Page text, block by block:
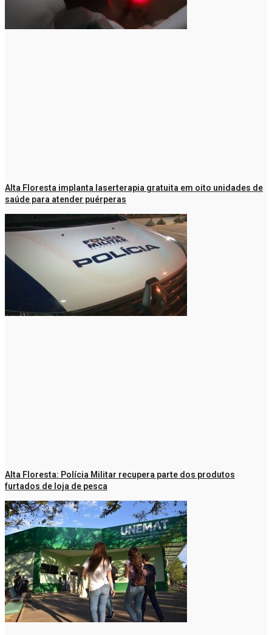
Alta Floresta implanta laserterapia gratuita em oito unidades de
saúde para atender puérperas
Alta Floresta: Polícia Militar recupera parte dos produtos
furtados de loja de pesca